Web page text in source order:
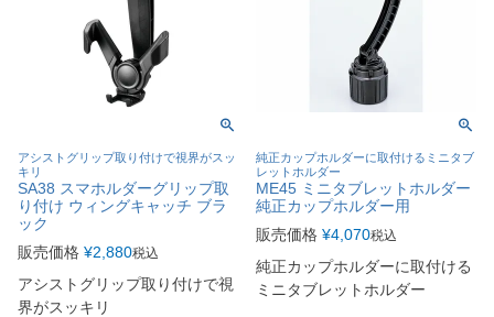
アシストグリップ取り付けで視界がスッ
キリ
SA38 スマホルダーグリップ取
り付け ウィングキャッチ ブラ
ック
販売価格 ¥2,880税込
アシストグリップ取り付けで視
界がスッキリ
純正カップホルダーに取付けるミニタブ
レットホルダー
ME45 ミニタブレットホルダー
純正カップホルダー用
販売価格 ¥4,070税込
純正カップホルダーに取付ける
ミニタブレットホルダー